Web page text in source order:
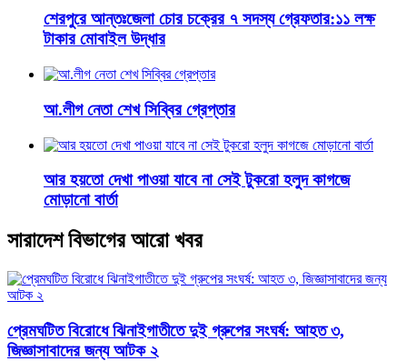
শেরপুরে আন্তঃজেলা চোর চক্রের ৭ সদস্য গ্রেফতার:১১ লক্ষ
টাকার মোবাইল উদ্ধার
আ.লীগ নেতা শেখ সিব্বির গ্রেপ্তার
আর হয়তো দেখা পাওয়া যাবে না সেই টুকরো হলুদ কাগজে
মোড়ানো বার্তা
সারাদেশ বিভাগের আরো খবর
প্রেমঘটিত বিরোধে ঝিনাইগাতীতে দুই গ্রুপের সংঘর্ষ: আহত ৩,
জিজ্ঞাসাবাদের জন্য আটক ২